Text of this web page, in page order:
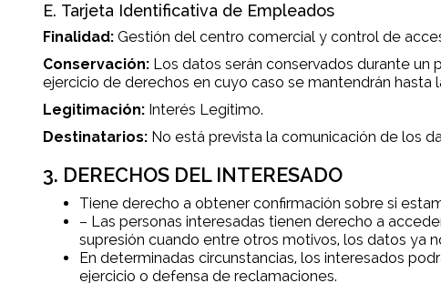
E. Tarjeta Identificativa de Empleados
Finalidad: Gestión del centro comercial y control de
Conservación: Los datos serán conservados durante un
ejercicio de derechos en cuyo caso se mantendrán hasta
Legitimación: Interés Legítimo.
Destinatarios: No está prevista la comunicación de los
3. DERECHOS DEL INTERESADO
Tiene derecho a obtener confirmación sobre si
– Las personas interesadas tienen derecho a
supresión cuando entre otros motivos, los datos ya
En determinadas circunstancias, los interesados
ejercicio o defensa de reclamaciones.